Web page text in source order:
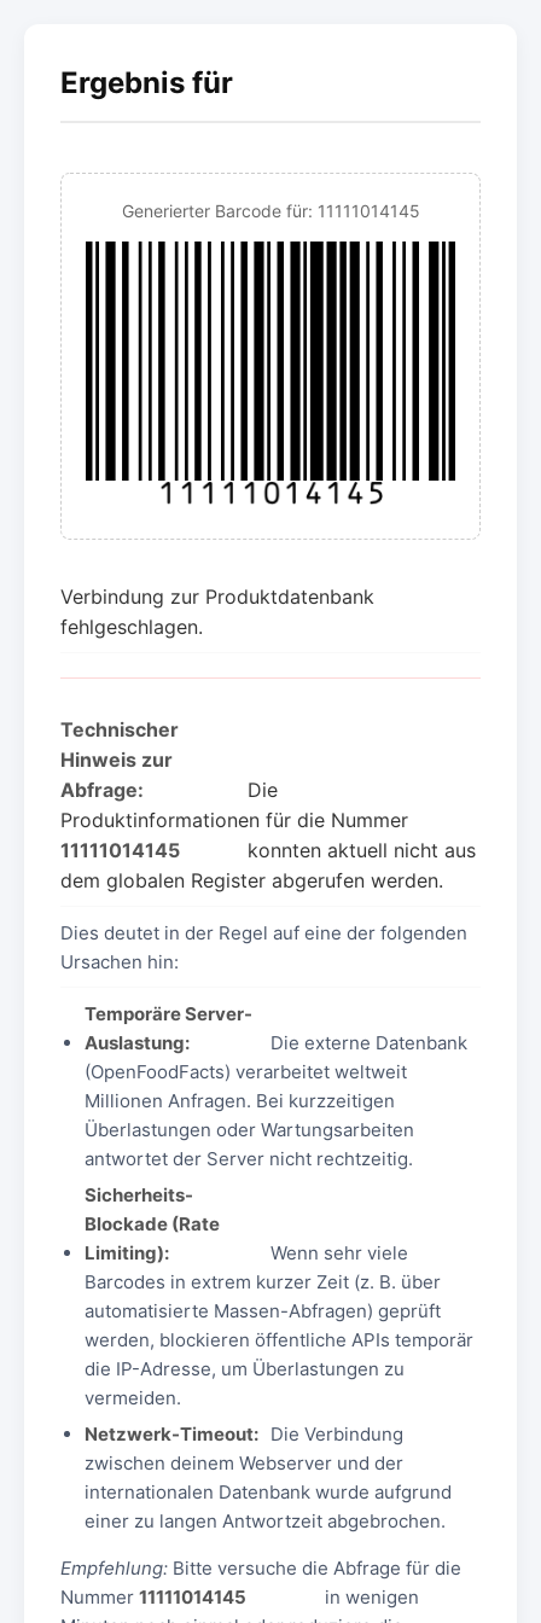
Ergebnis für
Generierter Barcode für: 11111014145
Verbindung zur Produktdatenbank
fehlgeschlagen.
Technischer
Hinweis zur
Abfrage:
Die
Produktinformationen für die Nummer
11111014145
konnten aktuell nicht aus
dem globalen Register abgerufen werden.
Dies deutet in der Regel auf eine der folgenden
Ursachen hin:
Temporäre Server-
Auslastung:
Die externe Datenbank
(OpenFoodFacts) verarbeitet weltweit
Millionen Anfragen. Bei kurzzeitigen
Überlastungen oder Wartungsarbeiten
antwortet der Server nicht rechtzeitig.
Sicherheits-
Blockade (Rate
Limiting):
Wenn sehr viele
Barcodes in extrem kurzer Zeit (z. B. über
automatisierte Massen-Abfragen) geprüft
werden, blockieren öffentliche APIs temporär
die IP-Adresse, um Überlastungen zu
vermeiden.
Netzwerk-Timeout: Die Verbindung
zwischen deinem Webserver und der
internationalen Datenbank wurde aufgrund
einer zu langen Antwortzeit abgebrochen.
Empfehlung: Bitte versuche die Abfrage für die
Nummer 11111014145
in wenigen